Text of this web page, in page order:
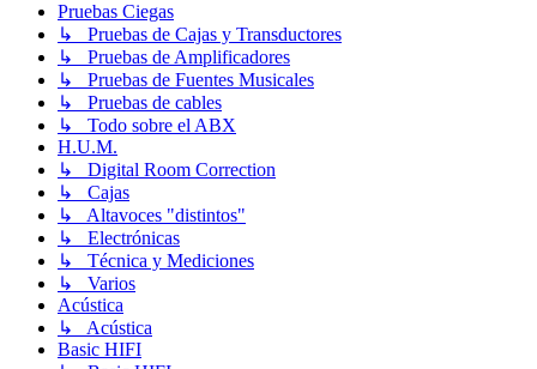
Pruebas Ciegas
↳ Pruebas de Cajas y Transductores
↳ Pruebas de Amplificadores
↳ Pruebas de Fuentes Musicales
↳ Pruebas de cables
↳ Todo sobre el ABX
H.U.M.
↳ Digital Room Correction
↳ Cajas
↳ Altavoces "distintos"
↳ Electrónicas
↳ Técnica y Mediciones
↳ Varios
Acústica
↳ Acústica
Basic HIFI